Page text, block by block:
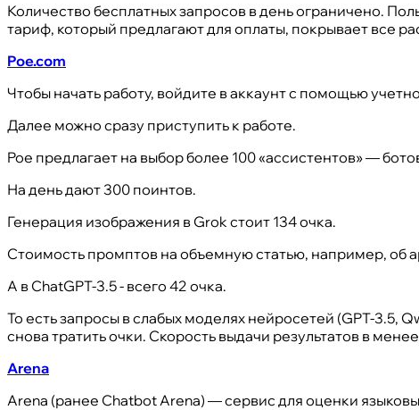
Количество бесплатных запросов в день ограничено.
тариф, который предлагают для оплаты, покрывает все
Poe.com
Чтобы начать работу, войдите в аккаунт с помощью
Далее можно сразу приступить к работе.
Poe предлагает на выбор более 100 «ассистентов» —
На день дают 300 поинтов.
Генерация изображения в Grok стоит 134 очка.
Стоимость промптов на объемную статью, например, об
А в ChatGPT-3.5 - всего 42 очка.
То есть запросы в слабых моделях нейросетей (GPT-3.5,
снова тратить очки. Скорость выдачи результатов в
Arena
Arena (ранее Chatbot Arena) — сервис для оценки